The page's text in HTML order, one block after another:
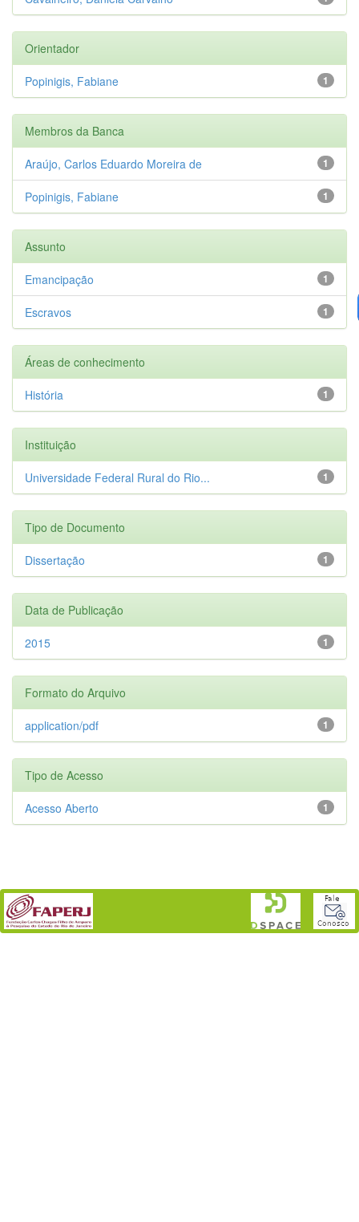
Orientador
1
Popinigis, Fabiane
Membros da Banca
1
Araújo, Carlos Eduardo Moreira de
1
Popinigis, Fabiane
Assunto
1
Emancipação
1
Escravos
Áreas de conhecimento
1
História
Instituição
1
Universidade Federal Rural do Rio...
Tipo de Documento
1
Dissertação
Data de Publicação
1
2015
Formato do Arquivo
1
application/pdf
Tipo de Acesso
1
Acesso Aberto